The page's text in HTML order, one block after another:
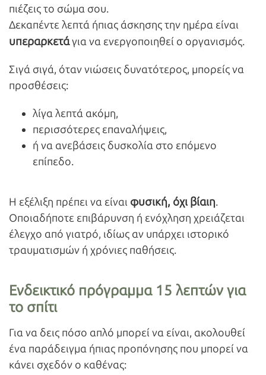
πιέζεις το σώμα σου.
Δεκαπέντε λεπτά ήπιας άσκησης την ημέρα είναι
υπεραρκετάγια να ενεργοποιηθεί ο οργανισμός.
Σιγά σιγά, όταν νιώσεις δυνατότερος, μπορείς να
προσθέσεις:
λίγα λεπτά ακόμη,
περισσότερες επαναλήψεις,
ή να ανεβάσεις δυσκολία στο επόμενο
επίπεδο.
Η εξέλιξη πρέπει να είναι φυσική, όχι βίαιη.
Οποιαδήποτε επιβάρυνση ή ενόχληση χρειάζεται
έλεγχο από γιατρό, ιδίως αν υπάρχει ιστορικό
τραυματισμών ή χρόνιες παθήσεις.
Ενδεικτικό πρόγραμμα 15 λεπτών για
το σπίτι
Για να δεις πόσο απλό μπορεί να είναι, ακολουθεί
ένα παράδειγμα ήπιας προπόνησης που μπορεί να
κάνει σχεδόν ο καθένας: